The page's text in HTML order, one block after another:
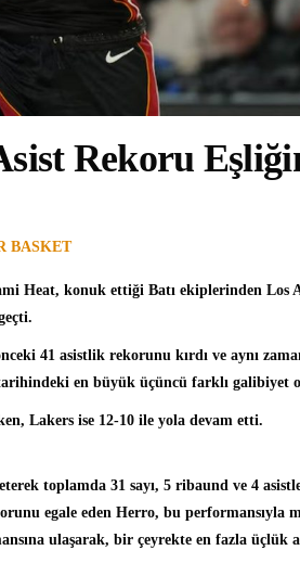
Rekoru
BASKET
Heat, konuk ettiği Batı ekiplerinden Los
41 asistlik rekorunu kırdı ve aynı
en büyük üçüncü farklı galibiyet
Lakers ise 12-10 ile yola devam etti.
toplamda 31 sayı, 5 ribaund ve 4
egale eden Herro, bu performansıyla
ulaşarak, bir çeyrekte en fazla üçlük